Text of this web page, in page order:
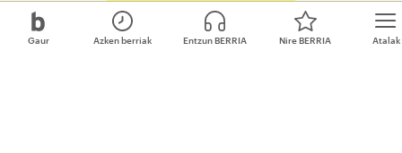
Gaur Atalak
Azken berriak Entzun BERRIA Nire BERRIA
Egin zure ekarpena